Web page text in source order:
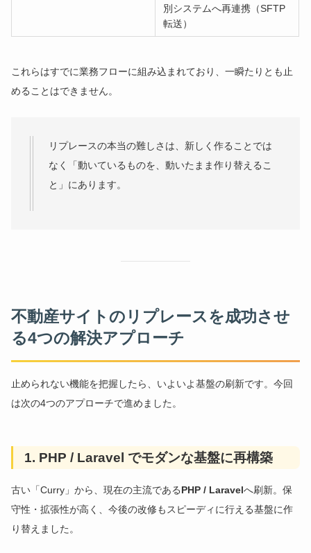
別システムへ再連携（SFTP
転送）
これらはすでに業務フローに組み込まれており、一瞬たりとも止
めることはできません。
リプレースの本当の難しさは、新しく作ることでは
なく「動いているものを、動いたまま作り替えるこ
と」にあります。
不動産サイトのリプレースを成功させ
る4つの解決アプローチ
止められない機能を把握したら、いよいよ基盤の刷新です。今回
は次の4つのアプローチで進めました。
1. PHP / Laravel でモダンな基盤に再構築
古い「Curry」から、現在の主流であるPHP / Laravelへ刷新。保
守性・拡張性が高く、今後の改修もスピーディに行える基盤に作
り替えました。